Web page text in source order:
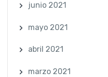
junio 2021
mayo 2021
abril 2021
marzo 2021